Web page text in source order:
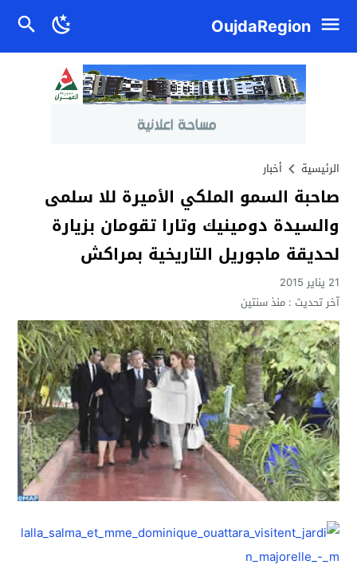
OujdaRegion
الرئيسية أخبار
صاحبة السمو الملكي الأميرة للا سلمى
والسيدة دومينيك وتارا تقومان بزيارة
لحديقة ماجوريل التاريخية بمراكش
21 يناير 2015
آخر تحديث :منذ سنتين